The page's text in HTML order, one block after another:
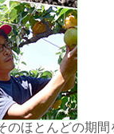
ほとんどの期間